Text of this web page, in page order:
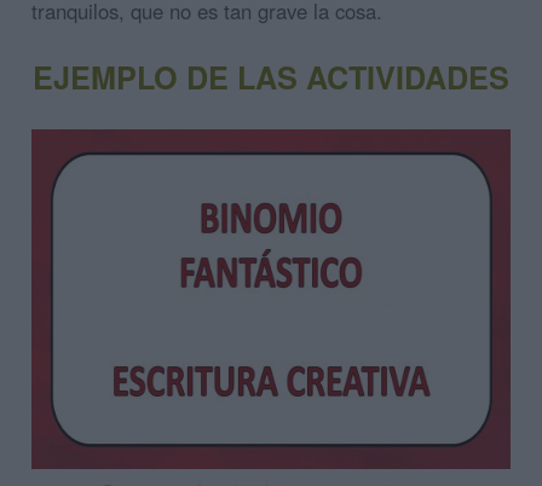
tranquilos, que no es tan grave la cosa.
EJEMPLO DE LAS ACTIVIDADES